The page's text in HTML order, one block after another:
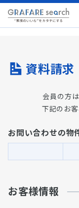
資料請求
会員の方は
下記のお
お問い合わせの物
お客様情報